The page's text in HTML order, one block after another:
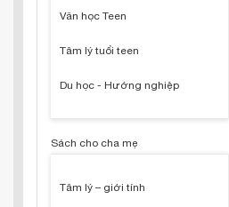
Văn học Teen
Tâm lý tuổi teen
Du học - Hướng nghiệp
Sách cho cha mẹ
Tâm lý – giới tính